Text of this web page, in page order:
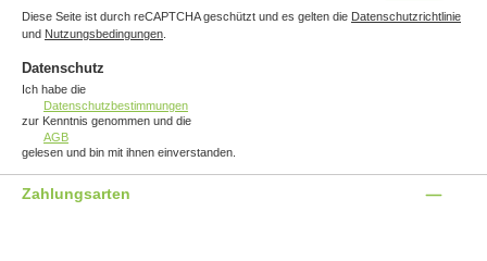
Diese Seite ist durch reCAPTCHA geschützt und es gelten die Datenschutzrichtlinie
und Nutzungsbedingungen
Datenschutz
Ich habe die
Datenschutzbestimmungen
zur Kenntnis genommen und die
AGB
gelesen und bin mit ihnen einverstanden.
Zahlungsarten